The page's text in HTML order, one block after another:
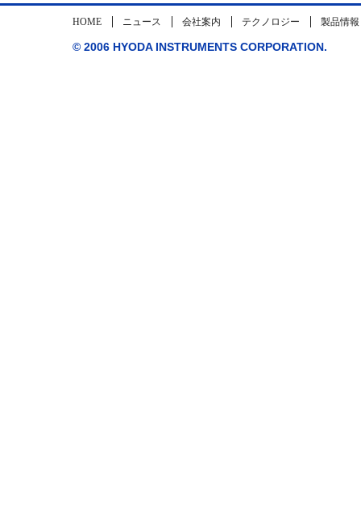
HOME ニュース 会社案内 テクノロジー 製品情報
© 2006 HYODA INSTRUMENTS CORPORATION.